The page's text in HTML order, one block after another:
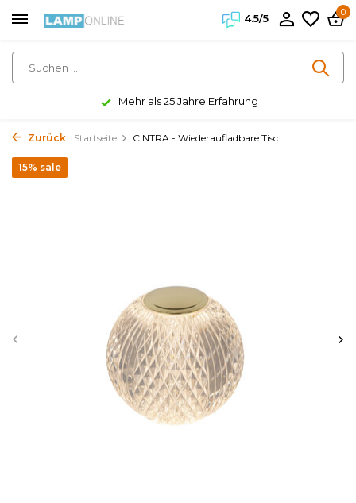
4.5/5
0
Mehr als 25 Jahre Erfahrung
Zurück Startseite CINTRA - Wiederaufladbare Tisc...
15% sale